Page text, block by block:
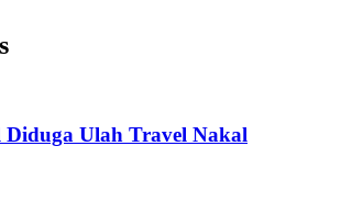
Ulah Travel Nakal